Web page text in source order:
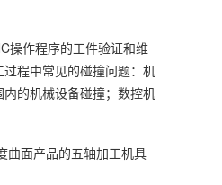
操作程序的工件验证和维
程中常见的碰撞问题：机
的机械设备碰撞；数控机
曲面产品的五轴加工机具